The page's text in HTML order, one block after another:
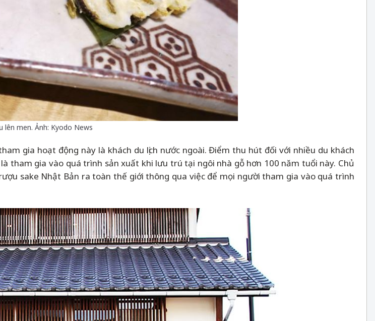
lên men. Ảnh: Kyodo News
gia hoạt động này là khách du lịch nước ngoài. Điểm thu hút đối với nhiều du khách
tham gia vào quá trình sản xuất khi lưu trú tại ngôi nhà gỗ hơn 100 năm tuổi này. Chủ
sake Nhật Bản ra toàn thế giới thông qua việc để mọi người tham gia vào quá trình